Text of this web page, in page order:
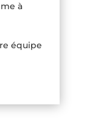
à
équipe